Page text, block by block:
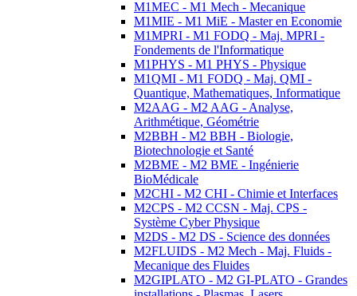
M1MEC - M1 Mech - Mecanique
M1MIE - M1 MiE - Master en Economie
M1MPRI - M1 FODQ - Maj. MPRI -
Fondements de l'Informatique
M1PHYS - M1 PHYS - Physique
M1QMI - M1 FODQ - Maj. QMI -
Quantique, Mathematiques, Informatique
M2AAG - M2 AAG - Analyse,
Arithmétique, Géométrie
M2BBH - M2 BBH - Biologie,
Biotechnologie et Santé
M2BME - M2 BME - Ingénierie
BioMédicale
M2CHI - M2 CHI - Chimie et Interfaces
M2CPS - M2 CCSN - Maj. CPS -
Système Cyber Physique
M2DS - M2 DS - Science des données
M2FLUIDS - M2 Mech - Maj. Fluids -
Mecanique des Fluides
M2GIPLATO - M2 GI-PLATO - Grandes